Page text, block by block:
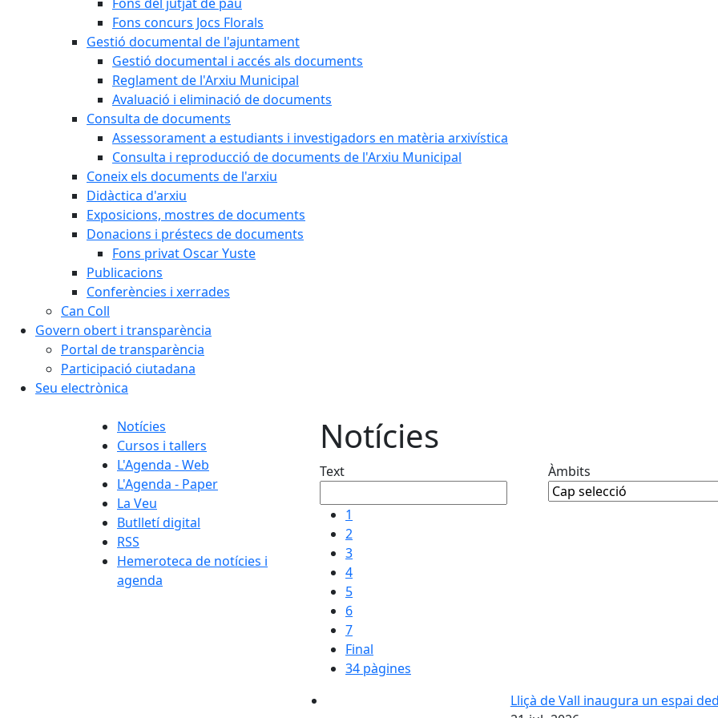
Fons concurs Jocs Florals
Gestió documental de l'ajuntament
Gestió documental i accés als documents
Reglament de l'Arxiu Municipal
Avaluació i eliminació de documents
Consulta de documents
Assessorament a estudiants i investigadors en matèria arxivística
Consulta i reproducció de documents de l'Arxiu Municipal
Coneix els documents de l'arxiu
Didàctica d'arxiu
Exposicions, mostres de documents
Donacions i préstecs de documents
Fons privat Oscar Yuste
Publicacions
Conferències i xerrades
Can Coll
Govern obert i transparència
Portal de transparència
Participació ciutadana
Seu electrònica
Notícies
Cursos i tallers
L'Agenda - Web
L'Agenda - Paper
La Veu
Butlletí digital
RSS
Hemeroteca de notícies i
agenda
Notícies
Text Àmbits
1
2
3
4
5
6
7
Final
34 pàgines
Lliçà de Vall inaugura un espai